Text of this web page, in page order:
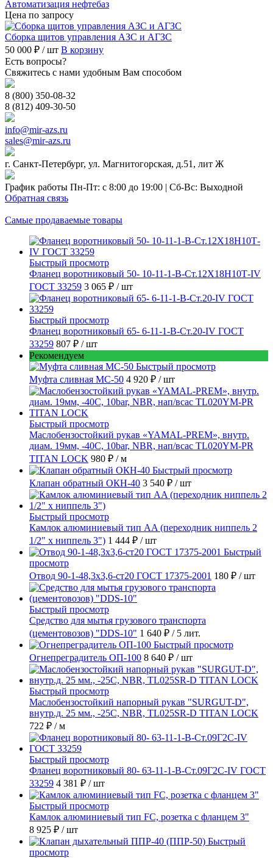
Автоматизация нефтебаз
Цена по запросу
Сборка щитов управления АЗС и АГЗС
50 000 ₽ / шт В корзину
Есть вопросы?
Свяжитесь с нами удобным Вам способом
8 (800) 350-08-32
8 (812) 409-30-50
info@mir-azs.ru
sales@mir-azs.ru
г. Санкт-Петербург, ул. Магнитогорская, д.51, лит Ж
График работы Пн-Пт: с 8:00 до 19:00 | Сб-Вс: Выходной
Обратная связь
Самые продаваемые товары
Быстрый просмотр
Фланец воротниковый 50- 10-11-1-B-Ст.12Х18Н10Т-IV
ГОСТ 33259 3 065 ₽ / шт
Быстрый просмотр
Фланец воротниковый 65- 6-11-1-B-Ст.20-IV ГОСТ
33259 807 ₽ / шт
Рекомендуем
Быстрый просмотр
Муфта сливная МС-50 4 920 ₽ / шт
Быстрый просмотр
Маслобензостойкий рукав «YAMAL-PREM», внутр.
диам. 19мм, -40C, 10bar, NBR, нап/всас TL020YM-PR
TITAN LOCK 980 ₽ / м
Быстрый просмотр
Клапан обратный ОКН-40 3 540 ₽ / шт
Быстрый просмотр
Камлок алюминиевый тип AA (переходник ниппель 2
1/2" х ниппель 3") 1 444 ₽ / шт
Быстрый
просмотр
Отвод 90-1-48,3х3,6-ст20 ГОСТ 17375-2001 180 ₽ / шт
Быстрый просмотр
Средство для мытья грузового транспорта
(цементовозов) "DDS-10" 1 640 ₽ / 5 лит.
Быстрый просмотр
Огнепреградитель ОП-100 8 640 ₽ / шт
Быстрый просмотр
Маслобензостойкий напорный рукав "SURGUT-D",
внутр.д. 25 мм., -25C, NBR, TL025SR-D TITAN LOCK
722 ₽ / м
Быстрый просмотр
Фланец воротниковый 80- 63-11-1-B-Ст.09Г2С-IV ГОСТ
33259 4 381 ₽ / шт
Быстрый просмотр
Камлок алюминиевый тип FC, розетка с фланцем 3"
8 925 ₽ / шт
Быстрый
просмотр